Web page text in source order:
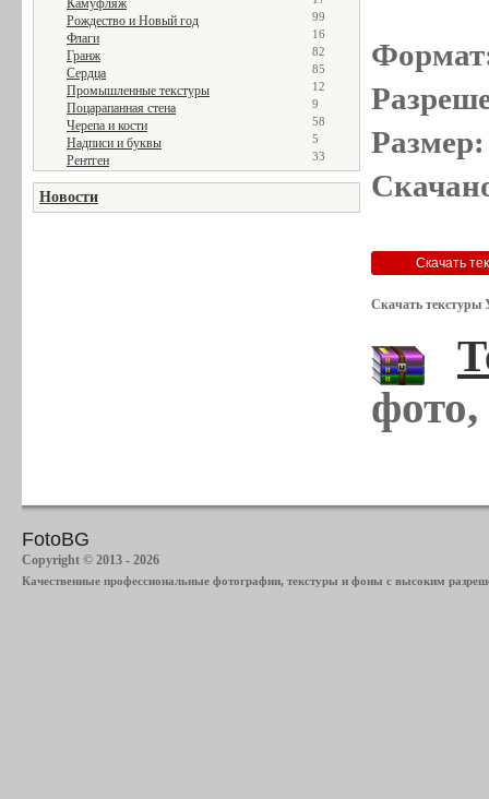
Камуфляж
Рождество и Новый год 99
Флаги 16
Гранж 82
Сердца 85
Промышленные текстуры 12
Поцарапанная стена 9
Черепа и кости 58
Надписи и буквы 5
Рентген 33
Новости
Скачать текстуры
FotoBG
Copyright © 2013 - 2026
Качественные профессиональные фотографии, текстуры и фоны с высоким